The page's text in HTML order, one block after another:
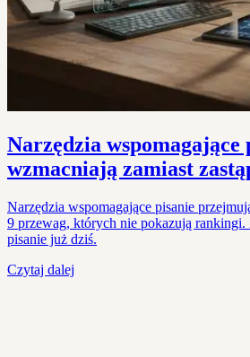
Narzędzia wspomagające
wzmacniają zamiast
Narzędzia wspomagające pisanie
9 przewag, których nie pokazują
pisanie już dziś.
Czytaj dalej